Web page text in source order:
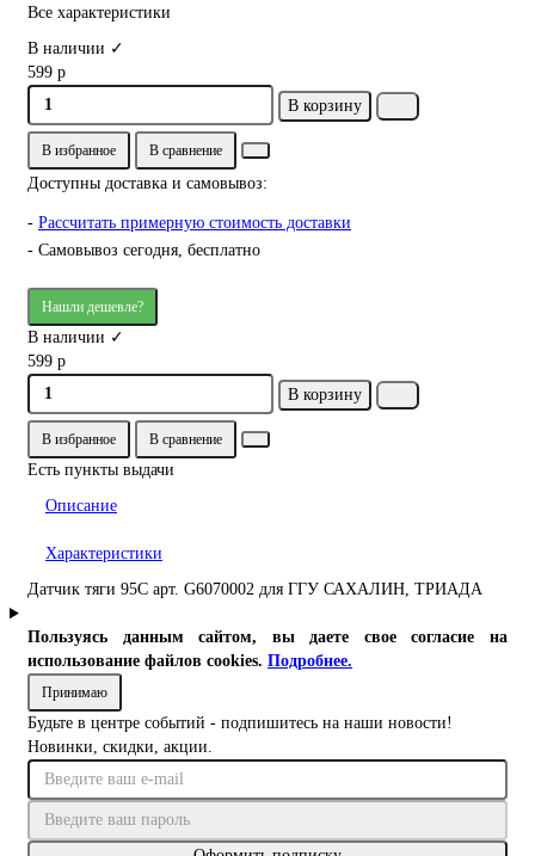
Все характеристики
В наличии ✓
599 р
В корзину
В избранное В сравнение
Доступны доставка и самовывоз:
- Рассчитать примерную стоимость доставки
- Самовывоз сегодня, бесплатно
Нашли дешевле?
В наличии ✓
599 р
В корзину
В избранное В сравнение
Есть пункты выдачи
Описание
Характеристики
Датчик тяги 95С арт. G6070002 для ГГУ САХАЛИН, ТРИАДА
Пользуясь данным сайтом, вы даете свое согласие на
использование файлов cookies. Подробнее.
Принимаю
Будьте в центре событий - подпишитесь на наши новости!
Новинки, скидки, акции.